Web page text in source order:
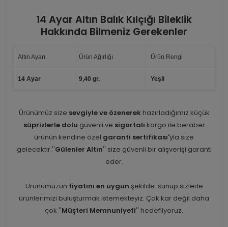
14 Ayar Altın Balık Kılçığı Bileklik
Hakkında Bilmeniz Gerekenler
Altın Ayarı Ürün Ağırlığı Ürün Rengi
14 Ayar 9,40 gr. Yeşil
Ürünümüz size sevgiyle ve özenerekhazırladığımız küçük
süprizlerle dolu güvenli ve sigortalı kargo ile beraber
ürünün kendine özel garanti sertifikası'yla size
gelecektir.''Gülenler Altın'' size güvenli bir alışverişi garanti
eder.
Ürünümüzün fiyatını en uygun şekilde sunup sizlerle
ürünlerimizi buluşturmak istemekteyiz. Çok kar değil daha
çok ''Müşteri Memnuniyeti'' hedefliyoruz.